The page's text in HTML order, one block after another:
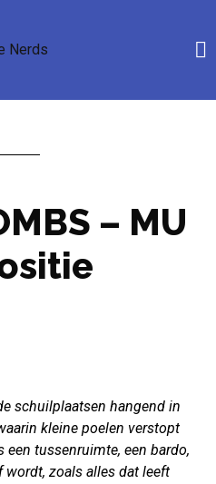
– MU
schuilplaatsen hangend in
kleine poelen verstopt
tussenruimte, een bardo,
zoals alles dat leeft